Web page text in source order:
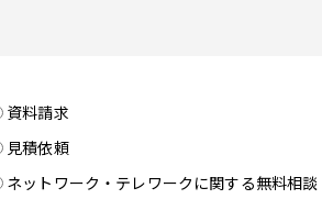
資料請求
見積依頼
ネットワーク・テレワークに関する無料相談